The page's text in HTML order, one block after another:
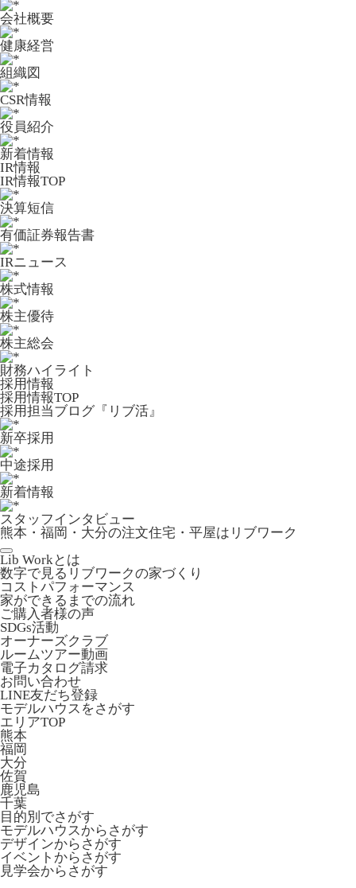
会社概要
健康経営
組織図
CSR情報
役員紹介
新着情報
IR情報
IR情報TOP
決算短信
有価証券報告書
IRニュース
株式情報
株主優待
株主総会
財務ハイライト
採用情報
採用情報TOP
採用担当ブログ『リブ活』
新卒採用
中途採用
新着情報
スタッフインタビュー
熊本・福岡・大分の注文住宅・平屋はリブワーク
Lib Workとは
数字で見るリブワークの家づくり
コストパフォーマンス
家ができるまでの流れ
ご購入者様の声
SDGs活動
オーナーズクラブ
ルームツアー動画
電子カタログ請求
お問い合わせ
LINE友だち登録
モデルハウスをさがす
エリアTOP
熊本
福岡
大分
佐賀
鹿児島
千葉
目的別でさがす
モデルハウスからさがす
デザインからさがす
イベントからさがす
見学会からさがす